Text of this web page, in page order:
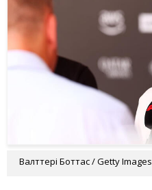
Валттері Боттас / Getty Images